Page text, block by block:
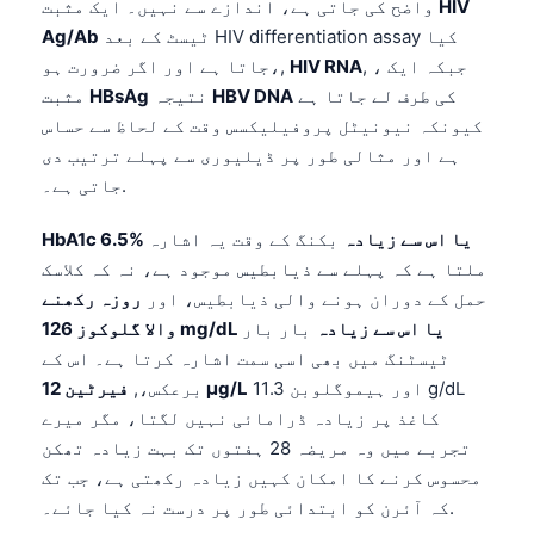
HIV
Ag/Ab
جاتا ہے اور اگر ضرورت ہو،, HIV RNA, ، جبکہ ایک
HBsAg HBV DNA
کیونکہ نیونیٹل پروفیلیکسس وقت کے لحاظ سے حساس
ہے اور مثالی طور پر ڈیلیوری سے پہلے ترتیب دی
جاتی ہے۔.
HbA1c 6.5% یا اس سے زیادہ
بکنگ کے وقت یہ اشارہ
ملتا ہے کہ پہلے سے ذیابطیس موجود ہے، نہ کہ کلاسک
حمل کے دوران ہونے والی ذیابطیس، اور روزہ رکھنے
والا گلوکوز 126 mg/dL یا اس سے زیادہ
بار بار
ٹیسٹنگ میں بھی اسی سمت اشارہ کرتا ہے۔ اس کے
برعکس،, فیرٹین 12 µg/L
کاغذ پر زیادہ ڈرامائی نہیں لگتا، مگر میرے
تجربے میں وہ مریضہ 28 ہفتوں تک بہت زیادہ تھکن
محسوس کرنے کا امکان کہیں زیادہ رکھتی ہے، جب تک
کہ آئرن کو ابتدائی طور پر درست نہ کیا جائے۔.